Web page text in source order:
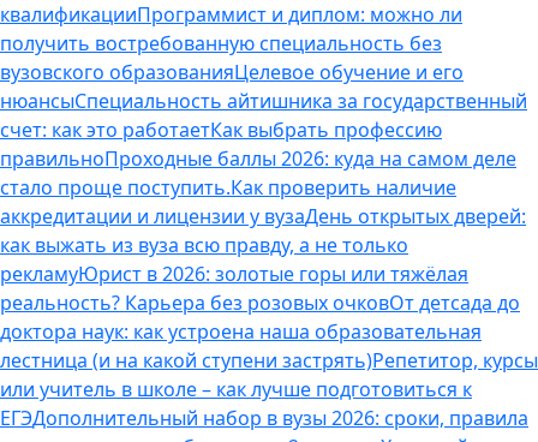
квалификацииПрограммист и диплом: можно ли
получить востребованную специальность без
вузовского образованияЦелевое обучение и его
нюансыСпециальность айтишника за государственный
счет: как это работаетКак выбрать профессию
правильноПроходные баллы 2026: куда на самом деле
стало проще поступить.Как проверить наличие
аккредитации и лицензии у вузаДень открытых дверей:
как выжать из вуза всю правду, а не только
рекламуЮрист в 2026: золотые горы или тяжёлая
реальность? Карьера без розовых очковОт детсада до
доктора наук: как устроена наша образовательная
лестница (и на какой ступени застрять)Репетитор, курсы
или учитель в школе – как лучше подготовиться к
ЕГЭДополнительный набор в вузы 2026: сроки, правила